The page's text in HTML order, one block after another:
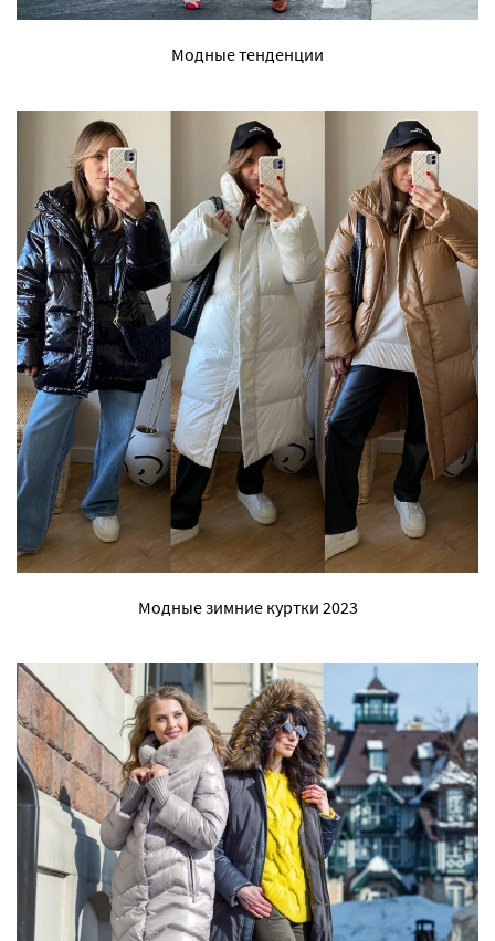
Модные тенденции
Модные зимние куртки 2023